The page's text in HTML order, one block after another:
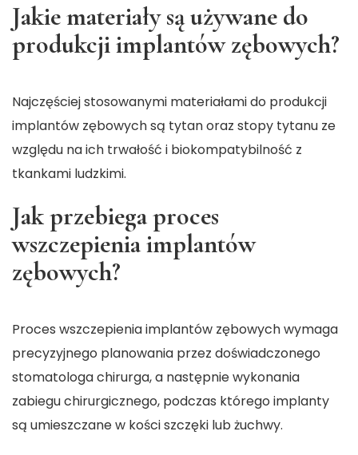
Jakie materiały są używane do
produkcji implantów zębowych?
Najczęściej stosowanymi materiałami do produkcji
implantów zębowych są tytan oraz stopy tytanu ze
względu na ich trwałość i biokompatybilność z
tkankami ludzkimi.
Jak przebiega proces
wszczepienia implantów
zębowych?
Proces wszczepienia implantów zębowych wymaga
precyzyjnego planowania przez doświadczonego
stomatologa chirurga, a następnie wykonania
zabiegu chirurgicznego, podczas którego implanty
są umieszczane w kości szczęki lub żuchwy.